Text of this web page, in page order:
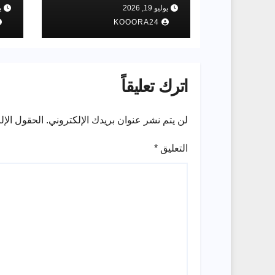
الثانية في تاريخه بعدما
هزم نظيره الأرجنتيني
يوليو 19, 2026
KOOORA24
اترك تعليقاً
لن يتم نشر عنوان بريدك الإلكتروني. الحقول
التعليق *